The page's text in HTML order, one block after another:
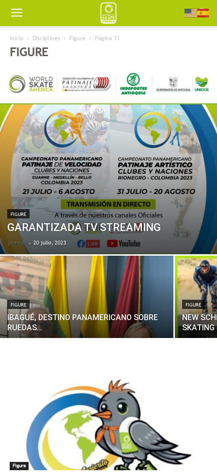
Worldskate
America
Inicio Disciplines Figure Página 11
FIGURE
FIGURE
GARANTIZADA TV STREAMING
prensa - 20 julio, 2023
FIGURE
IBAGUÉ, DESTINO PANAMERICANO SOBRE
RUEDAS…
FIGURE
NEW
SKATING
Figure